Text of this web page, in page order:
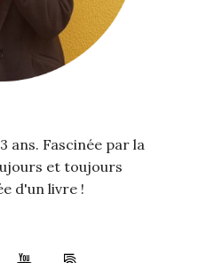
ans. Fascinée par la
et toujours
d'un livre !